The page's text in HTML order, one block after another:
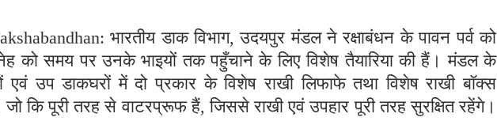
भारतीय डाक विभाग, उदयपुर मंडल ने रक्षाबंधन के पावन पर्व को
को समय पर उनके भाइयों तक पहुँचाने के लिए विशेष तैयारिया की हैं। मंडल के
एवं उप डाकघरों में दो प्रकार के विशेष राखी लिफाफे तथा विशेष राखी बॉक्स
कि पूरी तरह से वाटरप्रूफ हैं, जिससे राखी एवं उपहार पूरी तरह सुरक्षित रहेंगे।